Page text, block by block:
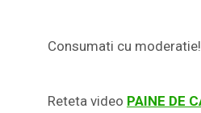
Consumati cu moderatie!
Reteta video PAINE DE